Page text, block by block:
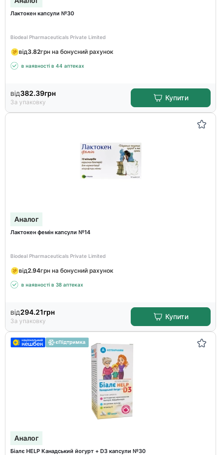
Лактокен капсули №30
Biodeal Pharmaceuticals Private Limited
від3.82грн на бонусний рахунок
в наявності в 44 аптеках
від382.39грн
За упаковку
Купити
Аналог
Лактокен фемін капсули №14
Biodeal Pharmaceuticals Private Limited
від2.94грн на бонусний рахунок
в наявності в 38 аптеках
від294.21грн
За упаковку
Купити
Аналог
Біалє HELP Канадський йогурт + D3 капсули №30